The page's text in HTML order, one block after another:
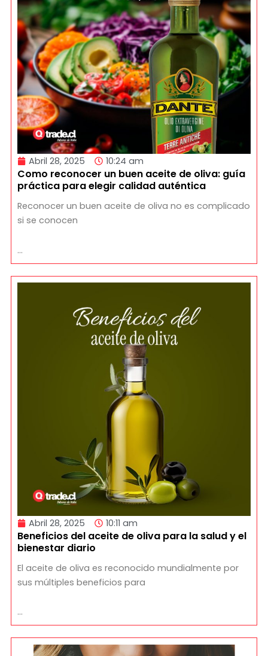
Abril 28, 2025 10:24 am
Como reconocer un buen aceite de oliva: guía
práctica para elegir calidad auténtica
Reconocer un buen aceite de oliva no es complicado
si se conocen
…
Abril 28, 2025 10:11 am
Beneficios del aceite de oliva para la salud y el
bienestar diario
El aceite de oliva es reconocido mundialmente por
sus múltiples beneficios para
…